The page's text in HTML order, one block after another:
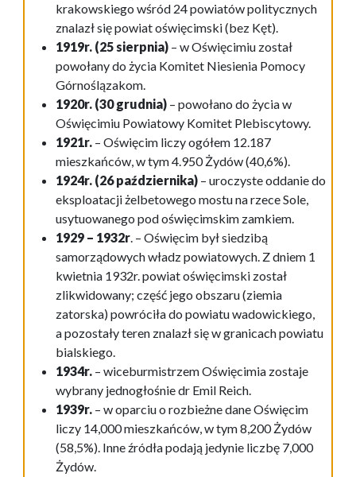
krakowskiego wśród 24 powiatów politycznych
znalazł się powiat oświęcimski (bez Kęt).
1919r. (25 sierpnia) – w Oświęcimiu został
powołany do życia Komitet Niesienia Pomocy
Górnoślązakom.
1920r. (30 grudnia) – powołano do życia w
Oświęcimiu Powiatowy Komitet Plebiscytowy.
1921r. – Oświęcim liczy ogółem 12.187
mieszkańców, w tym 4.950 Żydów (40,6%).
1924r. (26 października) – uroczyste oddanie do
eksploatacji żelbetowego mostu na rzece Sole,
usytuowanego pod oświęcimskim zamkiem.
1929 – 1932r. – Oświęcim był siedzibą
samorządowych władz powiatowych. Z dniem 1
kwietnia 1932r. powiat oświęcimski został
zlikwidowany; część jego obszaru (ziemia
zatorska) powróciła do powiatu wadowickiego,
a pozostały teren znalazł się w granicach powiatu
bialskiego.
1934r. – wiceburmistrzem Oświęcimia zostaje
wybrany jednogłośnie dr Emil Reich.
1939r. – w oparciu o rozbieżne dane Oświęcim
liczy 14,000 mieszkańców, w tym 8,200 Żydów
(58,5%). Inne źródła podają jedynie liczbę 7,000
Żydów.